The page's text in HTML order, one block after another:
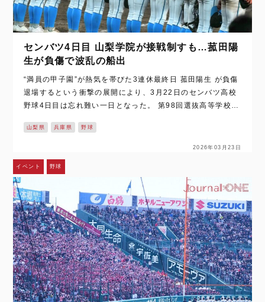
センバツ4日目 山梨学院が接戦制すも…菰田陽
生が負傷で波乱の船出
“満員の甲子園”が熱気を帯びた3連休最終日 菰田陽生 が負傷
退場するという衝撃の展開により、3月22日のセンバツ高校
野球4日目は忘れ難い一日となった。 第98回選抜高等学校野
早朝から多くの…
山梨県 兵庫県 野球
2026年03月23日
イベント 野球